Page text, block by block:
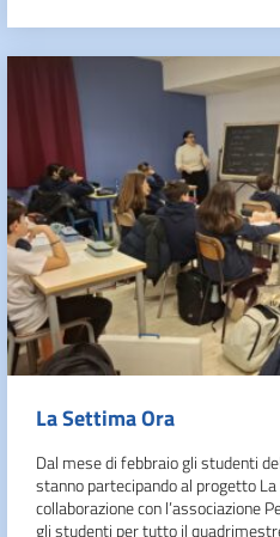
La Settima Ora
Dal mese di febbraio gli studenti
stanno partecipando al progetto
collaborazione con l’associazione
gli studenti per tutto il